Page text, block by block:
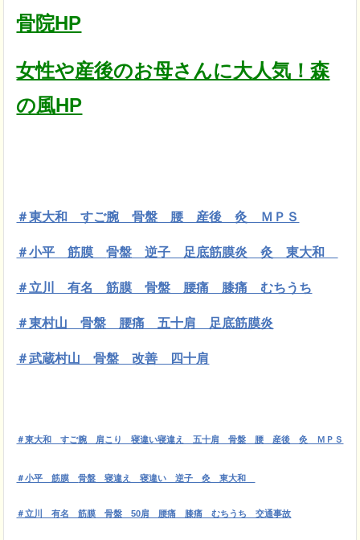
骨院HP
女性や産後のお母さんに大人気！森
の風HP
＃東大和 すご腕 骨盤 腰 産後 灸 ＭＰＳ
＃小平 筋膜骨盤 逆子 足底筋膜炎 灸 東大和
＃立川 有名 筋膜 骨盤 腰痛 膝痛 むちうち
＃東村山 骨盤 腰痛 五十肩 足底筋膜炎
＃武蔵村山 骨盤 改善 四十肩
＃東大和 すご腕 肩こり 寝違い寝違え 五十肩 骨盤 腰 産後 灸 ＭＰＳ
＃小平 筋膜骨盤 寝違え 寝違い 逆子 灸 東大和
＃立川 有名 筋膜 骨盤 50肩 腰痛 膝痛 むちうち 交通事故